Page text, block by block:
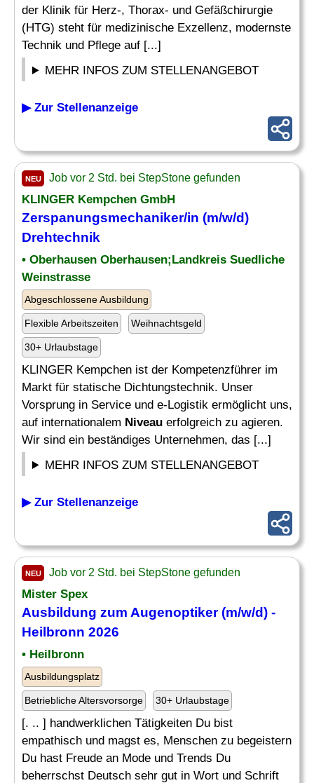
der Klinik für Herz-, Thorax- und Gefäßchirurgie
(HTG) steht für medizinische Exzellenz, modernste
Technik und Pflege auf [...]
MEHR INFOS ZUM STELLENANGEBOT
▶ Zur Stellenanzeige
NEU Job vor 2 Std. bei StepStone gefunden
KLINGER Kempchen GmbH
Zerspanungsmechaniker/in (m/w/d)
Drehtechnik
• Oberhausen Oberhausen;Landkreis Suedliche
Weinstrasse
Abgeschlossene Ausbildung
Flexible Arbeitszeiten Weihnachtsgeld
30+ Urlaubstage
KLINGER Kempchen ist der Kompetenzführer im
Markt für statische Dichtungstechnik. Unser
Vorsprung in Service und e-Logistik ermöglicht uns,
auf internationalem Niveau erfolgreich zu agieren.
Wir sind ein beständiges Unternehmen, das [...]
MEHR INFOS ZUM STELLENANGEBOT
▶ Zur Stellenanzeige
NEU Job vor 2 Std. bei StepStone gefunden
Mister Spex
Ausbildung zum Augenoptiker (m/w/d) -
Heilbronn 2026
• Heilbronn
Ausbildungsplatz
Betriebliche Altersvorsorge 30+ Urlaubstage
[. .. ] handwerklichen Tätigkeiten Du bist
empathisch und magst es, Menschen zu begeistern
Du hast Freude an Mode und Trends Du
beherrschst Deutsch sehr gut in Wort und Schrift